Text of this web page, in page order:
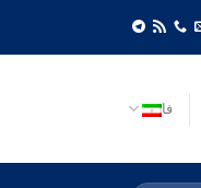
فا